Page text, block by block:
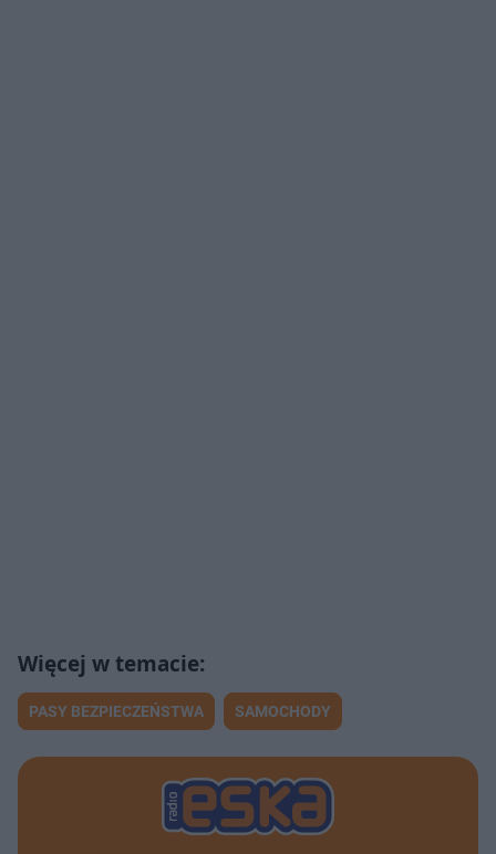
PASY BEZPIECZEŃSTWA SAMOCHODY